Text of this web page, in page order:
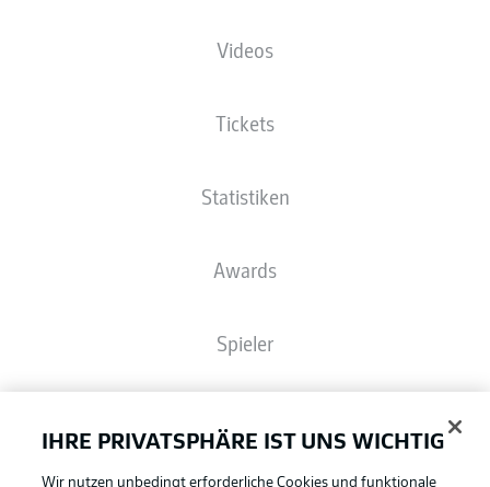
Videos
Tickets
Statistiken
Awards
Spieler
IHRE PRIVATSPHÄRE IST UNS WICHTIG
Wir nutzen unbedingt erforderliche Cookies und funktionale